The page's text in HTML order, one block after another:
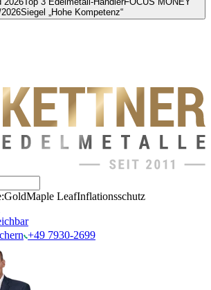
Siegel „Hohe Kompetenz“
GoldMaple LeafInflationsschutz
+49 7930-2699